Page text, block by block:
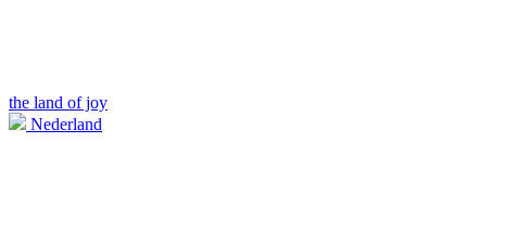
the land of joy
Nederland